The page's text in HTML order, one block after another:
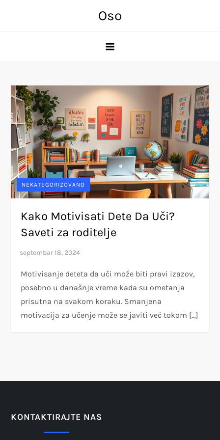
Oso
NEKATEGORIZOVANO
Kako Motivisati Dete Da Uči?
Saveti za roditelje
Motivisanje deteta da uči može biti pravi izazov,
posebno u današnje vreme kada su ometanja
prisutna na svakom koraku. Smanjena
motivacija za učenje može se javiti već tokom […]
KONTAKTIRAJTE NAS